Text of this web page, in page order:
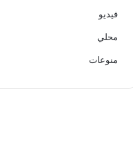
فيديو
محلي
منوعات